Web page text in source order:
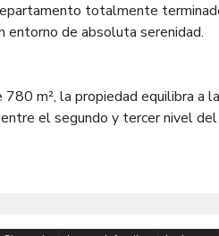
totalmente
entorno de absoluta serenidad.
m², la propiedad equilibra a
el segundo y tercer nivel
que enmarcan una atmósfera de